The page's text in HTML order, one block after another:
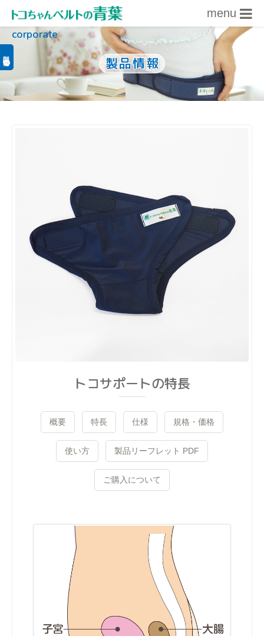
内容をスキップ
menu
corporate
製品情報
トコサポートの特長
概要 特長 仕様 規格・価格
使い方 製品リーフレット PDF
ご購入について